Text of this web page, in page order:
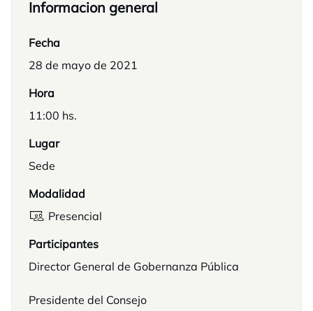
Informacion general
Fecha
28 de mayo de 2021
Hora
11:00 hs.
Lugar
Sede
Modalidad
Presencial
Participantes
Director General de Gobernanza Pública
Presidente del Consejo